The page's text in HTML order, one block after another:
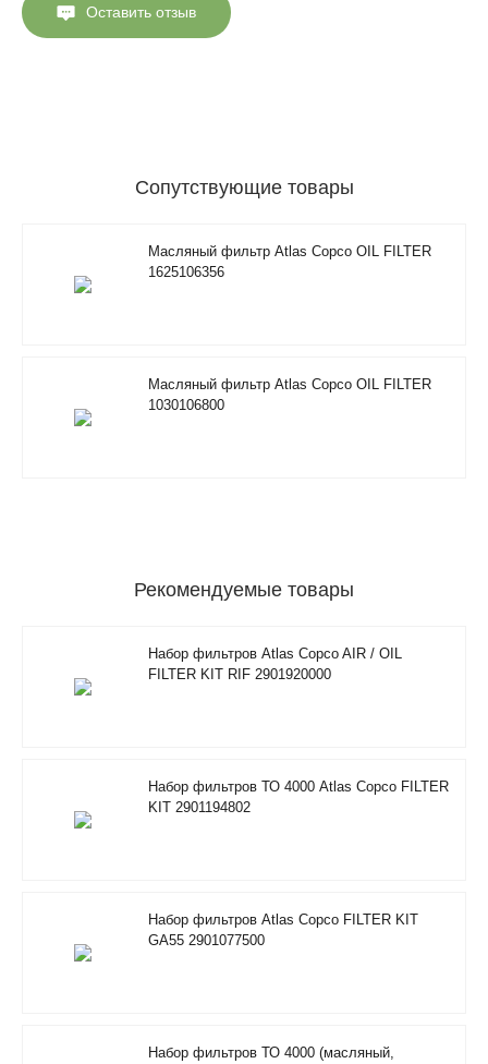
Оставить отзыв
Сопутствующие товары
Масляный фильтр Atlas Copco OIL FILTER
1625106356
Масляный фильтр Atlas Copco OIL FILTER
1030106800
Рекомендуемые товары
Набор фильтров Atlas Copco AIR / OIL
FILTER KIT RIF 2901920000
Набор фильтров ТО 4000 Atlas Copco FILTER
KIT 2901194802
Набор фильтров Atlas Copco FILTER KIT
GA55 2901077500
Набор фильтров ТО 4000 (масляный,